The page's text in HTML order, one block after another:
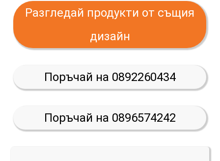
Разгледай продукти от същия
дизайн
Поръчай на 0892260434
Поръчай на 0896574242